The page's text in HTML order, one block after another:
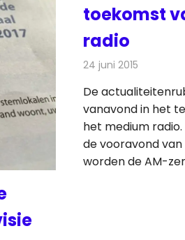
toekomst
radio
24 juni 2015
De
vanavond in het
het medium
de vooravond
worden de AM-